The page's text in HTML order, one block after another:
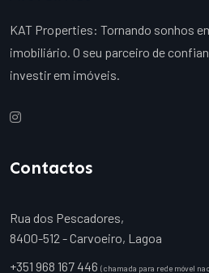
KAT Properties: Tornando sonhos
imobiliário. O seu parceiro de
investir em imóveis.
Contactos
Rua dos Pescadores,
8400-512 - Carvoeiro, Lagoa
+351 968 167 446 (chamada para rede móvel